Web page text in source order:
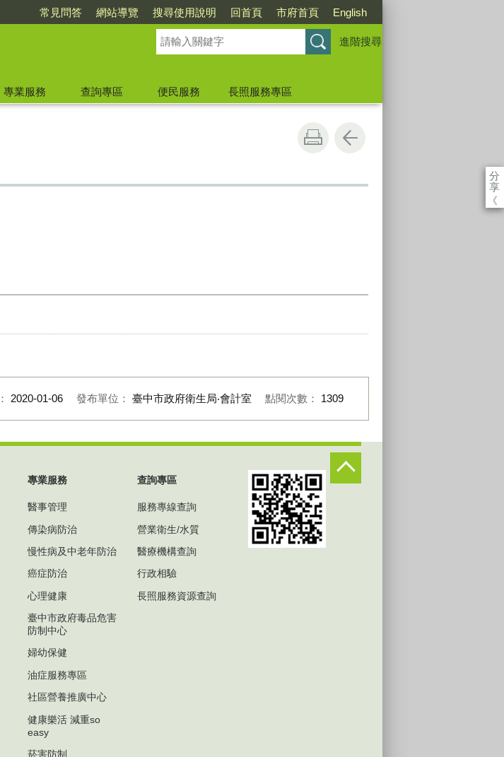
常見問答 網站導覽 搜尋使用說明 回首頁 市府首頁 English
進階搜尋
專業服務 查詢專區 便民服務
長照服務專區
分
享
《
2020-01-06 發布單位： 臺中市政府衛生局‧會計室 點閱次數： 1309
專業服務
醫事管理
傳染病防治
慢性病及中老年防治
癌症防治
心理健康
臺中市政府毒品危害
防制中心
婦幼保健
油症服務專區
社區營養推廣中心
健康樂活 減重so
easy
菸害防制
查詢專區
服務專線查詢
營業衛生/水質
醫療機構查詢
行政相驗
長照服務資源查詢